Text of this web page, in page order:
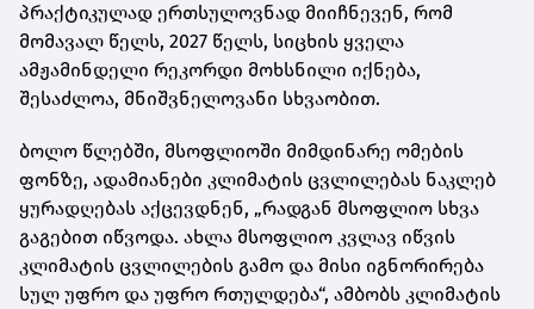
პრაქტიკულად ერთსულოვნად მიიჩნევენ, რომ
მომავალ წელს, 2027 წელს, სიცხის ყველა
ამჟამინდელი რეკორდი მოხსნილი იქნება,
შესაძლოა, მნიშვნელოვანი სხვაობით.
ბოლო წლებში, მსოფლიოში მიმდინარე ომების
ფონზე, ადამიანები კლიმატის ცვლილებას ნაკლებ
ყურადღებას აქცევდნენ, „რადგან მსოფლიო სხვა
გაგებით იწვოდა. ახლა მსოფლიო კვლავ იწვის
კლიმატის ცვლილების გამო და მისი იგნორირება
სულ უფრო და უფრო რთულდება“, ამბობს კლიმატის